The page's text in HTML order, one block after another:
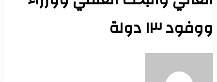
ووفود ١٣ دولة